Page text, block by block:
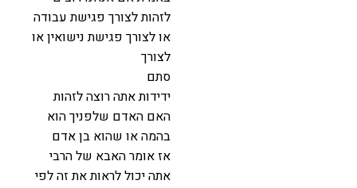
לזהות לצורך פגישת עבודה
או לצורך פגישת נישואין או
לצורך
סתם
ידידות אתה רוצה לזהות
האם האדם שלפניך הוא
בהמה או שהוא בן אדם
אז אומר האבא של הרבי
אתה יכול לראות את זה לפי